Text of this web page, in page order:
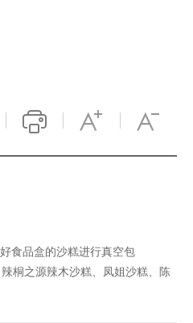
食品盒的沙糕进行真空包
桐之源辣木沙糕、凤姐沙糕、陈